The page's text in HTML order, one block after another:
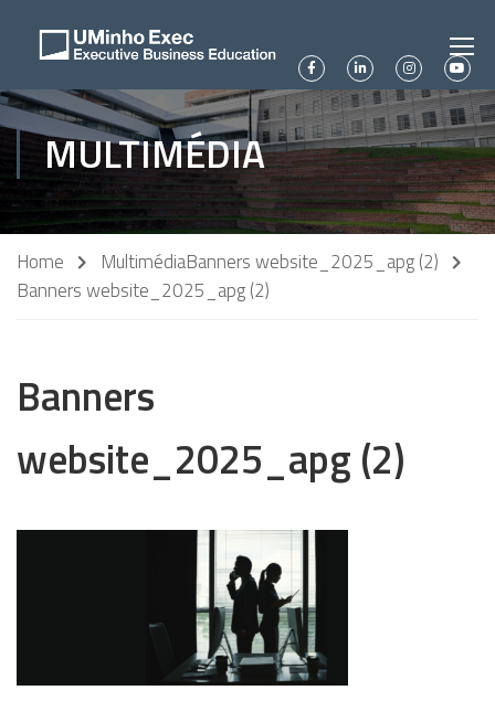
MULTIMÉDIA
Home MultimédiaBanners website_2025_apg (2)
Banners website_2025_apg (2)
Banners
website_2025_apg (2)